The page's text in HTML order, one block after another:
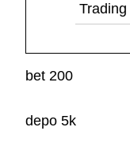
Trading
bet 200
depo 5k